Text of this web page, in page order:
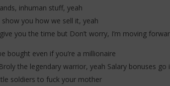
inhuman stuff, yeah
show you how we sell it, yeah
you the time but Don’t worry, I’m moving
bought even if you’re a millionaire
the legendary warrior, yeah Salary bonuses go
soldiers to fuck your mother